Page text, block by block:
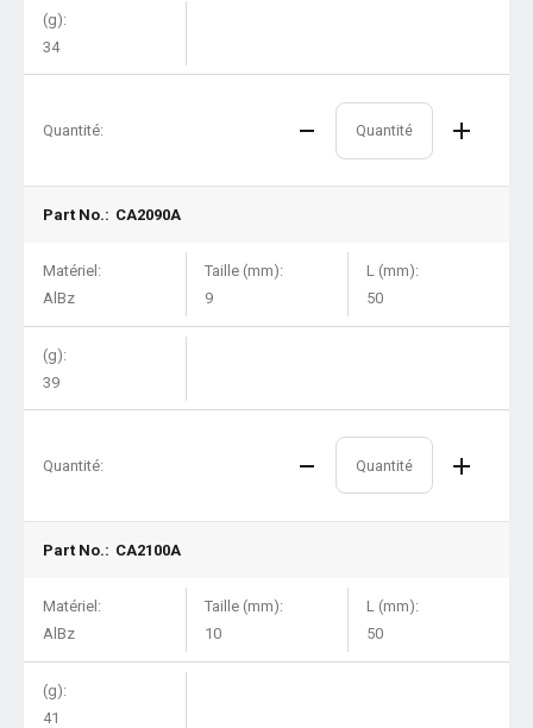
(g):
34
Quantité:
Part No.: CA2090A
Matériel:
AlBz
Taille (mm):
9
L (mm):
50
(g):
39
Quantité:
Part No.: CA2100A
Matériel:
AlBz
Taille (mm):
10
L (mm):
50
(g):
41